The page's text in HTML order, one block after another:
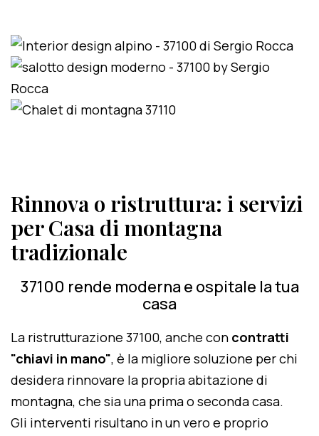
Rinnova o ristruttura: i servizi
per Casa di montagna
tradizionale
37100 rende moderna e ospitale la tua
casa
La ristrutturazione 37100, anche con contratti
"chiavi in mano", è la migliore soluzione per chi
desidera rinnovare la propria abitazione di
montagna, che sia una prima o seconda casa.
Gli interventi risultano in un vero e proprio